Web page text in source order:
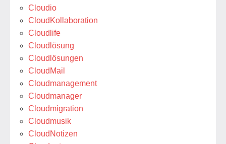
Cloudio
CloudKollaboration
Cloudlife
Cloudlösung
Cloudlösungen
CloudMail
Cloudmanagement
Cloudmanager
Cloudmigration
Cloudmusik
CloudNotizen